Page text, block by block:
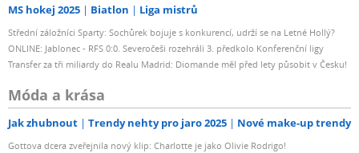
MS hokej 2025 Biatlon Liga mistrů
Střední záložníci Sparty: Sochůrek bojuje s konkurencí, udrží se na Letné Hollý?
ONLINE: Jablonec - RFS 0:0. Severočeši rozehráli 3. předkolo Konferenční ligy
Transfer za tři miliardy do Realu Madrid: Diomande měl před lety působit v Česku!
Móda a krása
Jak zhubnout Trendy nehty pro jaro 2025 Nové make-up trendy
Gottova dcera zveřejnila nový klip: Charlotte je jako Olivie Rodrigo!